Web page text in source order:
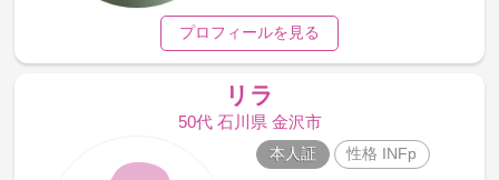
プロフィールを見る
リラ
50代 石川県 金沢市
本人証 性格 INFp